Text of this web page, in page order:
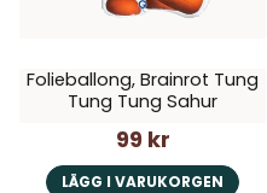
Folieballong, Brainrot Tung
Tung Tung Sahur
99 kr
LÄGG I VARUKORGEN